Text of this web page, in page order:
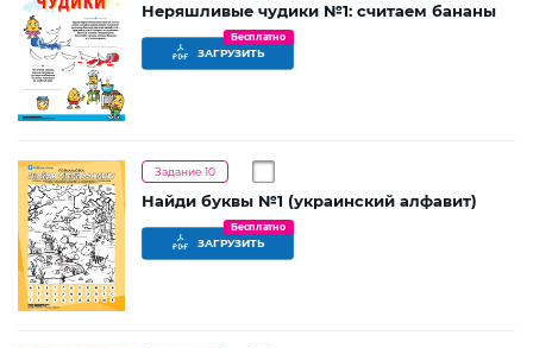
Неряшливые чудики №1: считаем бананы
ЗАГРУЗИТЬ
Бесплатно
Задание 10
Найди буквы №1 (украинский алфавит)
ЗАГРУЗИТЬ
Бесплатно